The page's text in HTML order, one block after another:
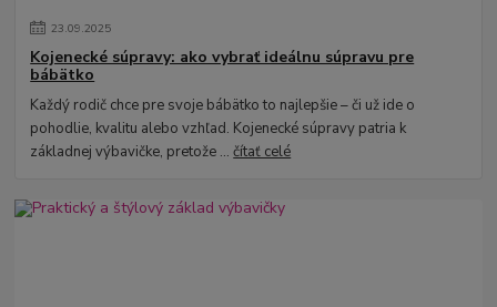
23.09.2025
Kojenecké súpravy: ako vybrať ideálnu súpravu pre
bábätko
Každý rodič chce pre svoje bábätko to najlepšie – či už ide o
pohodlie, kvalitu alebo vzhľad. Kojenecké súpravy patria k
základnej výbavičke, pretože ...čítať celé